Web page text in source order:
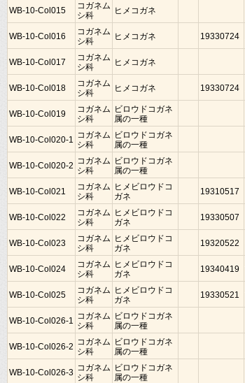
WB-10-Col015
コガネム
シ科
ヒメコガネ
WB-10-Col016
コガネム
シ科
ヒメコガネ 19330724
WB-10-Col017
コガネム
シ科
ヒメコガネ
WB-10-Col018
コガネム
シ科
ヒメコガネ 19330724
WB-10-Col019
コガネム
シ科
ビロウドコガネ
属の一種
WB-10-Col020-1 コガネム
シ科
ビロウドコガネ
属の一種
WB-10-Col020-2 コガネム
シ科
ビロウドコガネ
属の一種
WB-10-Col021
コガネム
シ科
ヒメビロウドコ
ガネ
19310517
WB-10-Col022
コガネム
シ科
ヒメビロウドコ
ガネ
19330507
WB-10-Col023
コガネム
シ科
ヒメビロウドコ
ガネ
19320522
WB-10-Col024
コガネム
シ科
ヒメビロウドコ
ガネ
19340419
WB-10-Col025
コガネム
シ科
ヒメビロウドコ
ガネ
19330521
WB-10-Col026-1 コガネム
シ科
ビロウドコガネ
属の一種
WB-10-Col026-2 コガネム
シ科
ビロウドコガネ
属の一種
WB-10-Col026-3 コガネム
シ科
ビロウドコガネ
属の一種